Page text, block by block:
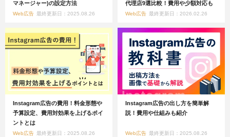
マネージャー)の設定方法
Web広告 最終更新日：2025.08.26
代理店9選比較！費用や少額対応も
Web広告 最終更新日：2026.02.26
Instagram広告の費用！料金形態や
予算設定、費用対効果を上げるポイ
ントとは
Web広告 最終更新日：2025.08.26
Instagram広告の出し方を簡単解
説！費用や仕組みも紹介
Web広告 最終更新日：2025.08.26